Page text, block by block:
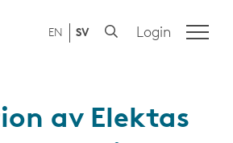
EN SV Login
av Elektas